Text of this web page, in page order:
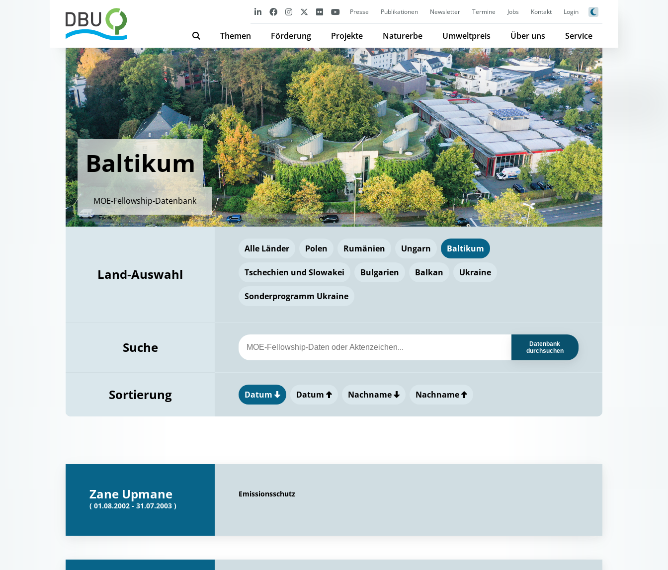
Presse Publikationen Newsletter Termine Jobs Kontakt Login
Themen Förderung Projekte Naturerbe Umweltpreis Über uns Service
Baltikum
MOE-Fellowship-Datenbank
Land-Auswahl
Alle Länder Polen Rumänien Ungarn Baltikum
Tschechien und Slowakei Bulgarien Balkan Ukraine
Sonderprogramm Ukraine
Suche
Datenbank
durchsuchen
Sortierung Datum Datum Nachname Nachname
Zane Upmane
( 01.08.2002 - 31.07.2003 )
Emissionsschutz